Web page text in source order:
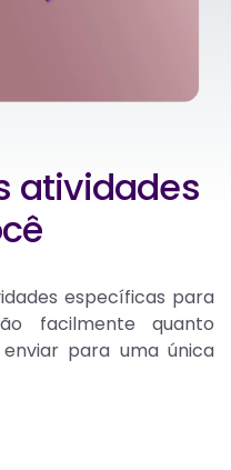
atividades
específicas para
facilmente quanto
para uma única